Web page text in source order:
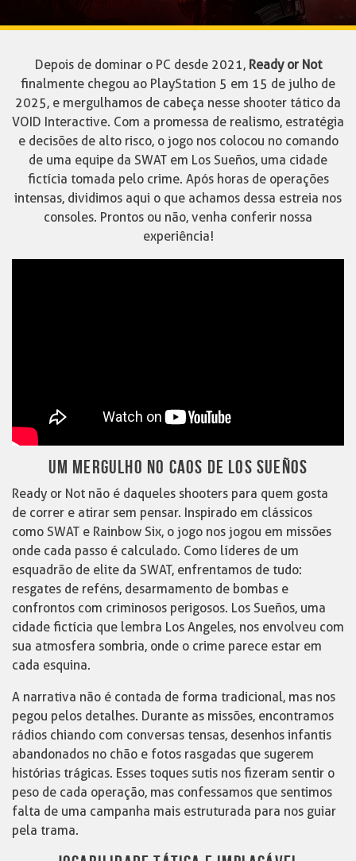
Depois de dominar o PC desde 2021, Ready or Not
finalmente chegou ao PlayStation 5 em 15 de julho de
2025, e mergulhamos de cabeça nesse shooter tático da
VOID Interactive. Com a promessa de realismo, estratégia
e decisões de alto risco, o jogo nos colocou no comando
de uma equipe da SWAT em Los Sueños, uma cidade
fictícia tomada pelo crime. Após horas de operações
intensas, dividimos aqui o que achamos dessa estreia nos
consoles. Prontos ou não, venha conferir nossa
experiência!
UM MERGULHO NO CAOS DE LOS SUEÑOS
Ready or Not não é daqueles shooters para quem gosta
de correr e atirar sem pensar. Inspirado em clássicos
como SWAT e Rainbow Six, o jogo nos jogou em missões
onde cada passo é calculado. Como líderes de um
esquadrão de elite da SWAT, enfrentamos de tudo:
resgates de reféns, desarmamento de bombas e
confrontos com criminosos perigosos. Los Sueños, uma
cidade fictícia que lembra Los Angeles, nos envolveu com
sua atmosfera sombria, onde o crime parece estar em
cada esquina.
A narrativa não é contada de forma tradicional, mas nos
pegou pelos detalhes. Durante as missões, encontramos
rádios chiando com conversas tensas, desenhos infantis
abandonados no chão e fotos rasgadas que sugerem
histórias trágicas. Esses toques sutis nos fizeram sentir o
peso de cada operação, mas confessamos que sentimos
falta de uma campanha mais estruturada para nos guiar
pela trama.